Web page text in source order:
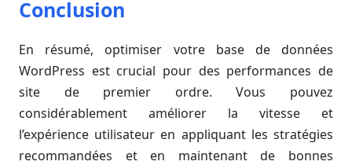
Conclusion
En résumé, optimiser votre base de données
WordPress est crucial pour des performances de
site de premier ordre. Vous pouvez
considérablement améliorer la vitesse et
l’expérience utilisateur en appliquant les stratégies
recommandées et en maintenant de bonnes